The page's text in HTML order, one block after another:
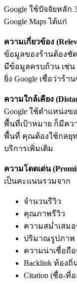
Google ใช้ปัจจัยหลั
Google Maps ได้แก่
ความเกี่ยวข้อง
ข้อมูลของร้านต้องชั
มีข้อมูลครบถ้วน เช่น
ยิ่ง Google เชื่อว่า
ความใกล้เคียง
Google ใช้ตำแหน่ง
พื้นที่เป้าหมาย ก็มีคว
พื้นที่ คุณต้องใช้กลยุท
บริการเพิ่มเติม
ความโดดเด่น
เป็นคะแนนรวมจาก
จำนวนรีวิว
คุณภาพรีวิว
ความสม่ำเสม
ปริมาณรูปภาพ
ความน่าเชื่อถื
Backlink ท้องถิ่
Citation (ชื่อ-ที่